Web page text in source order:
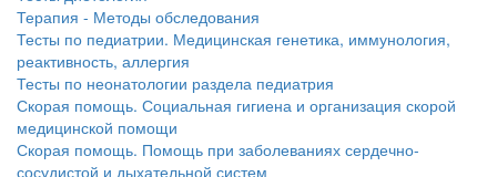
Терапия - Методы обследования
Тесты по педиатрии. Медицинская генетика, иммунология,
реактивность, аллергия
Тесты по неонатологии раздела педиатрия
Скорая помощь. Социальная гигиена и организация скорой
медицинской помощи
Скорая помощь. Помощь при заболеваниях сердечно-
сосудистой и дыхательной систем